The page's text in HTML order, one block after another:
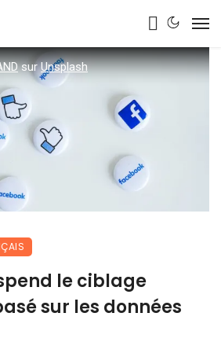
surUnsplash
le ciblage
sur les données